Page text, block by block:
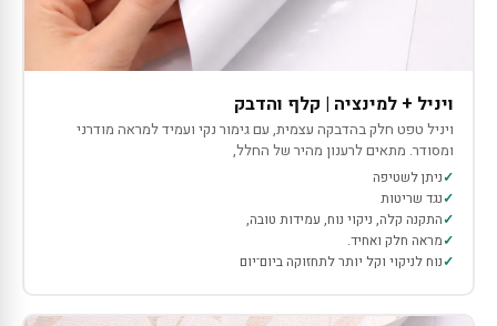
ויניל + למינציה | קלף והדבק
ויניל טפט חלק בהדבקה עצמית, עם גימור נקי ועמיד למראה מודרני
ומסודר. מתאים לרענון מהיר של החלל,
ניתן לשטיפה
נגד שריטות
התקנה קלה, ניקוי נוח, עמידות טובה,
מראה חלק ואחיד.
נוח לניקוי וקל יותר לתחזוקה ביום־יום